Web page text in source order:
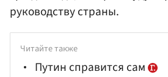
руководству страны.
Читайте также
Путин справится сам